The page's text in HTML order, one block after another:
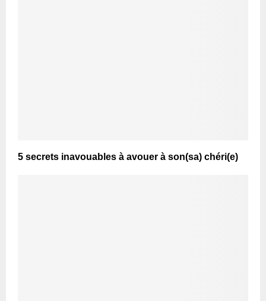
5 secrets inavouables à avouer à son(sa) chéri(e)